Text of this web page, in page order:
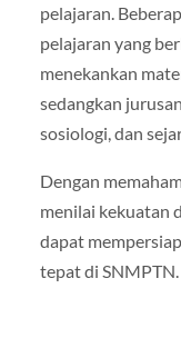
pelajaran.
pelajaran yang
menekankan
sedangkan
sosiologi, dan
Dengan
menilai kekuatan
dapat
tepat di SNMPTN.